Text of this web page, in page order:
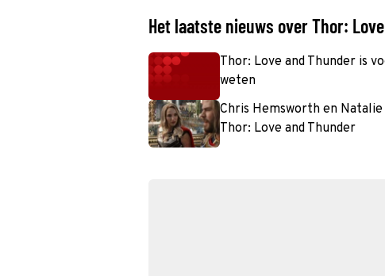
Het laatste nieuws over Thor:
Thor: Love and Thunder is
weten
Chris Hemsworth en
Thor: Love and Thunder